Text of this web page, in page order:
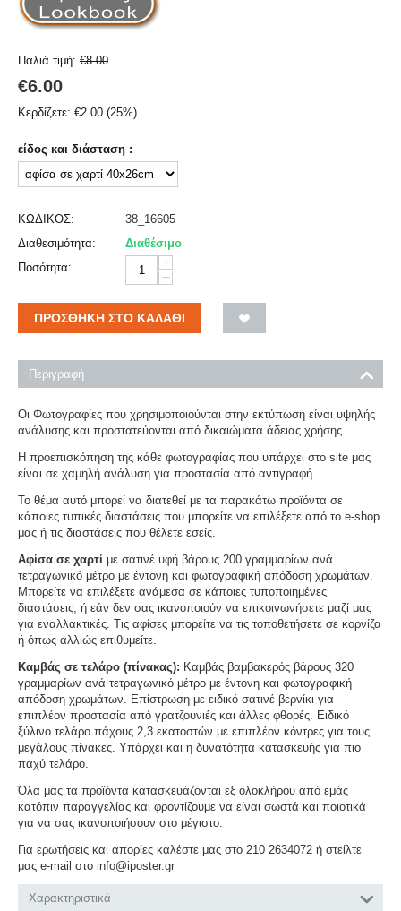
Παλιά τιμή: €8.00
€6.00
Κερδίζετε: €2.00 (25%)
είδος και διάσταση :
ΚΩΔΙΚΟΣ:
38_16605
Διαθεσιμότητα:
Διαθέσιμο
Ποσότητα:
+
−
ΠΡΟΣΘΉΚΗ ΣΤΟ ΚΑΛΆΘΙ
Περιγραφή
Οι Φωτογραφίες που χρησιμοποιούνται στην εκτύπωση είναι υψηλής
ανάλυσης και προστατεύονται από δικαιώματα άδειας χρήσης.
Η προεπισκόπηση της κάθε φωτογραφίας που υπάρχει στο site μας
είναι σε χαμηλή ανάλυση για προστασία από αντιγραφή.
Το θέμα αυτό μπορεί να διατεθεί με τα παρακάτω προϊόντα σε
κάποιες τυπικές διαστάσεις που μπορείτε να επιλέξετε από το e-shop
μας ή τις διαστάσεις που θέλετε εσείς.
Αφίσα σε χαρτί με σατινέ υφή βάρους 200 γραμμαρίων ανά
τετραγωνικό μέτρο με έντονη και φωτογραφική απόδοση χρωμάτων.
Μπορείτε να επιλέξετε ανάμεσα σε κάποιες τυποποιημένες
διαστάσεις, ή εάν δεν σας ικανοποιούν να επικοινωνήσετε μαζί μας
για εναλλακτικές. Τις αφίσες μπορείτε να τις τοποθετήσετε σε κορνίζα
ή όπως αλλιώς επιθυμείτε.
Καμβάς σε τελάρο (πίνακας): Καμβάς βαμβακερός βάρους 320
γραμμαρίων ανά τετραγωνικό μέτρο με έντονη και φωτογραφική
απόδοση χρωμάτων. Επίστρωση με ειδικό σατινέ βερνίκι για
επιπλέον προστασία από γρατζουνιές και άλλες φθορές. Ειδικό
ξύλινο τελάρο πάχους 2,3 εκατοστών με επιπλέον κόντρες για τους
μεγάλους πίνακες. Υπάρχει και η δυνατότητα κατασκευής για πιο
παχύ τελάρο.
Όλα μας τα προϊόντα κατασκευάζονται εξ ολοκλήρου από εμάς
κατόπιν παραγγελίας και φροντίζουμε να είναι σωστά και ποιοτικά
για να σας ικανοποιήσουν στο μέγιστο.
Για ερωτήσεις και απορίες καλέστε μας στο 210 2634072 ή στείλτε
μας e-mail στο info@iposter.gr
Χαρακτηριστικά